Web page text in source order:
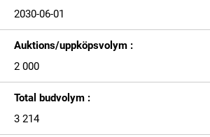
2030-06-01
Auktions/uppköpsvolym :
2 000
Total budvolym :
3 214